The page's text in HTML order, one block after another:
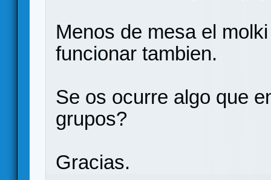
Menos de mesa el
funcionar tambien.
Se os ocurre algo que
grupos?
Gracias.